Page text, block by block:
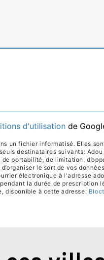
d'utilisation de
un fichier informatisé. Elles
destinataires suivants: Adou
portabilité, de limitation,
le sort de vos
électronique à l'adresse
la durée de prescription
disponible à cette adresse: